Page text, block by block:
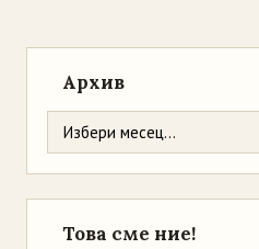
Архив
Това сме ние!